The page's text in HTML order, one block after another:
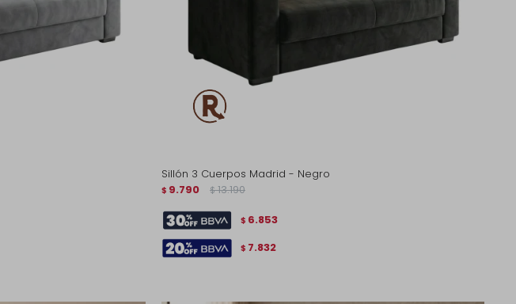
Sillón 3 Cuerpos Madrid - Negro
$ 9.790 $ 13.190
$ 6.853
$ 7.832